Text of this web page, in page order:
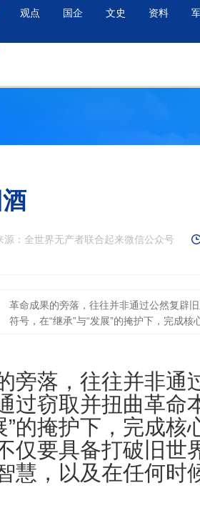
观点 国企 文史 资料
源：全世界无产者联合起来微信公众号
革命成果的旁落，往往并非通过公然复辟
符号，在“继承”与“发展”的掩护下，完成
旁落，往往并非通
过窃取并扭曲革命
”的掩护下，完成
仅要具备打破旧世
慧，以及在任何时